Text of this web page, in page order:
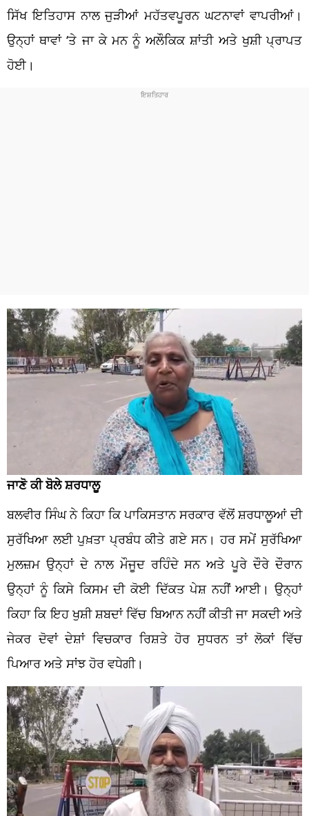
ਸਿੱਖ ਇਤਿਹਾਸ ਨਾਲ ਜੁੜੀਆਂ ਮਹੱਤਵਪੂਰਨ ਘਟਨਾਵਾਂ ਵਾਪਰੀਆਂ।
ਉਨ੍ਹਾਂ ਥਾਵਾਂ ‘ਤੇ ਜਾ ਕੇ ਮਨ ਨੂੰ ਅਲੌਕਿਕ ਸ਼ਾਂਤੀ ਅਤੇ ਖੁਸ਼ੀ ਪ੍ਰਾਪਤ
ਹੋਈ।
ਜਾਣੋ ਕੀ ਬੋਲੇ ਸ਼ਰਧਾਲੂ
ਬਲਵੀਰ ਸਿੰਘ ਨੇ ਕਿਹਾ ਕਿ ਪਾਕਿਸਤਾਨ ਸਰਕਾਰ ਵੱਲੋਂ ਸ਼ਰਧਾਲੂਆਂ ਦੀ
ਸੁਰੱਖਿਆ ਲਈ ਪੁਖ਼ਤਾ ਪ੍ਰਬੰਧ ਕੀਤੇ ਗਏ ਸਨ। ਹਰ ਸਮੇਂ ਸੁਰੱਖਿਆ
ਮੁਲਜ਼ਮ ਉਨ੍ਹਾਂ ਦੇ ਨਾਲ ਮੌਜੂਦ ਰਹਿੰਦੇ ਸਨ ਅਤੇ ਪੂਰੇ ਦੌਰੇ ਦੌਰਾਨ
ਉਨ੍ਹਾਂ ਨੂੰ ਕਿਸੇ ਕਿਸਮ ਦੀ ਕੋਈ ਦਿੱਕਤ ਪੇਸ਼ ਨਹੀਂ ਆਈ। ਉਨ੍ਹਾਂ
ਕਿਹਾ ਕਿ ਇਹ ਖੁਸ਼ੀ ਸ਼ਬਦਾਂ ਵਿੱਚ ਬਿਆਨ ਨਹੀਂ ਕੀਤੀ ਜਾ ਸਕਦੀ ਅਤੇ
ਜੇਕਰ ਦੋਵਾਂ ਦੇਸ਼ਾਂ ਵਿਚਕਾਰ ਰਿਸ਼ਤੇ ਹੋਰ ਸੁਧਰਨ ਤਾਂ ਲੋਕਾਂ ਵਿੱਚ
ਪਿਆਰ ਅਤੇ ਸਾਂਝ ਹੋਰ ਵਧੇਗੀ।